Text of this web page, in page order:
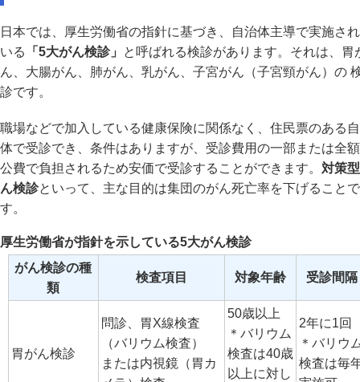
日本では、厚生労働省の指針に基づき、自治体主導で実施さ
いる
「5大がん検診」
と呼ばれる検診があります。それは、胃
ん、大腸がん、肺がん、乳がん、子宮がん（子宮頸がん）の
診です。
職場などで加入している健康保険に関係なく、住民票のある
体で受診でき、条件はありますが、受診費用の一部または全
公費で負担されるため安価で受診することができます。 対策
ん検診といって、主な目的は集団のがん死亡率を下げることで
す。
厚生労働省が指針を示している5大がん検診
がん検診の種
類
検査項目 対象年齢 受診間隔
胃がん検診
問診、胃X線検査
（バリウム検査）
または内視鏡（胃カ
50歳以上
＊バリウム
検査は40歳
以上に対し
2年に1回
＊バリウ
検査は毎